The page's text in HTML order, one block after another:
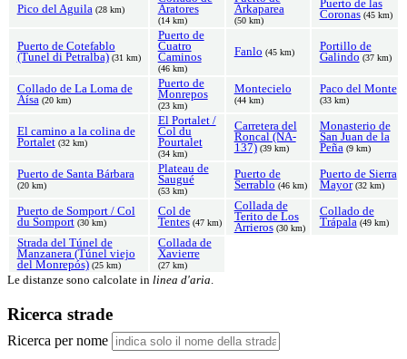
Pico del Aguila (28 km)
Aratores
(14 km)
Arkaparea
(50 km)
Puerto de las
Coronas (45 km)
Puerto de Cotefablo
(Tunel di Petralba) (31 km)
Puerto de
Cuatro
Caminos
(46 km)
Fanlo (45 km)
Portillo de
Galindo (37 km)
Collado de La Loma de
Aísa (20 km)
Puerto de
Monrepos
(23 km)
Montecielo
(44 km)
Paco del Monte
(33 km)
El camino a la colina de
Portalet (32 km)
El Portalet /
Col du
Pourtalet
(34 km)
Carretera del
Roncal (NA-
137) (39 km)
Monasterio de
San Juan de la
Peña (9 km)
Puerto de Santa Bárbara
(20 km)
Plateau de
Saugué
(53 km)
Puerto de
Serrablo (46 km)
Puerto de Sierra
Mayor (32 km)
Puerto de Somport / Col
du Somport (30 km)
Col de
Tentes (47 km)
Collada de
Terito de Los
Arrieros (30 km)
Collado de
Trápala (49 km)
Strada del Túnel de
Manzanera (Túnel viejo
del Monrepós) (25 km)
Collada de
Xavierre
(27 km)
Le distanze sono calcolate in linea d'aria.
Ricerca strade
Ricerca per nome